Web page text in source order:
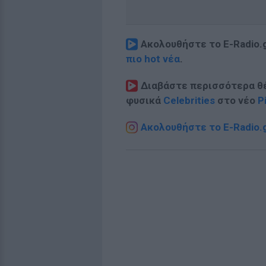
Ακολουθήστε το E-
πιο hot νέα.
Διαβάστε περισσότερα
φυσικά Celebrities στο νέο
Ακολουθήστε το E-